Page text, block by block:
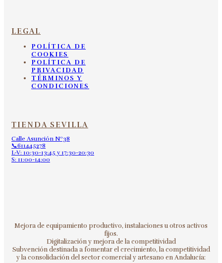
LEGAL
POLÍTICA DE
COOKIES
POLÍTICA DE
PRIVACIDAD
TÉRMINOS Y
CONDICIONES
TIENDA SEVILLA
Calle Asunción Nº38
📞611445278
L-V: 10:30-13:45 y 17:30-20:30
S: 11:00-14:00
Mejora de equipamiento productivo, instalaciones u otros activos
fijos.
Digitalización y mejora de la competitividad
Subvención destinada a fomentar el crecimiento, la competitividad
y la consolidación del sector comercial y artesano en Andalucía: